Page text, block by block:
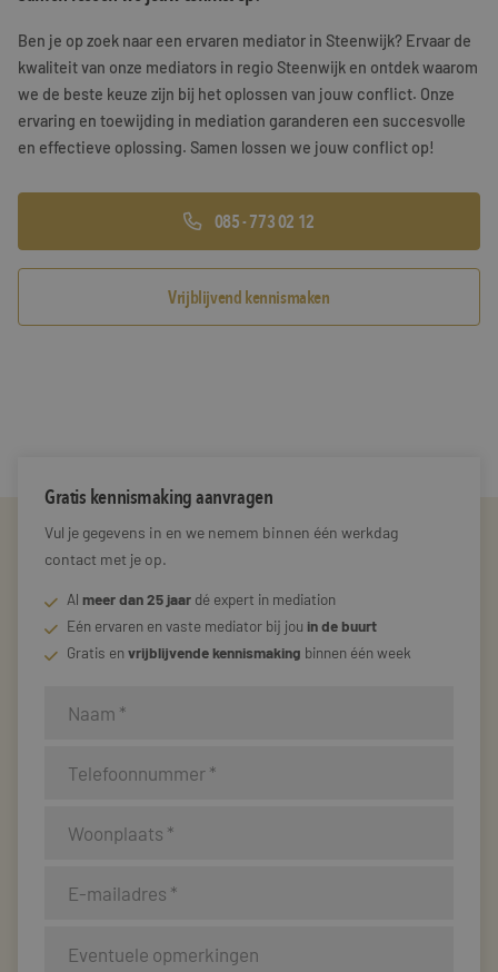
Training & Leiderschap
Referenties
Blogs
Documenten
Ben je op zoek naar een ervaren mediator in Steenwijk? Ervaar de
kwaliteit van onze mediators in regio Steenwijk en ontdek waarom
we de beste keuze zijn bij het oplossen van jouw conflict. Onze
ervaring en toewijding in mediation garanderen een succesvolle
en effectieve oplossing. Samen lossen we jouw conflict op!
085 - 773 02 12
Vrijblijvend kennismaken
Gratis kennismaking aanvragen
Vul je gegevens in en we nemem binnen één werkdag
contact met je op.
Al meer dan 25 jaar dé expert in mediation
Eén ervaren en vaste mediator bij jou in de buurt
Gratis envrijblijvende kennismaking binnen één week